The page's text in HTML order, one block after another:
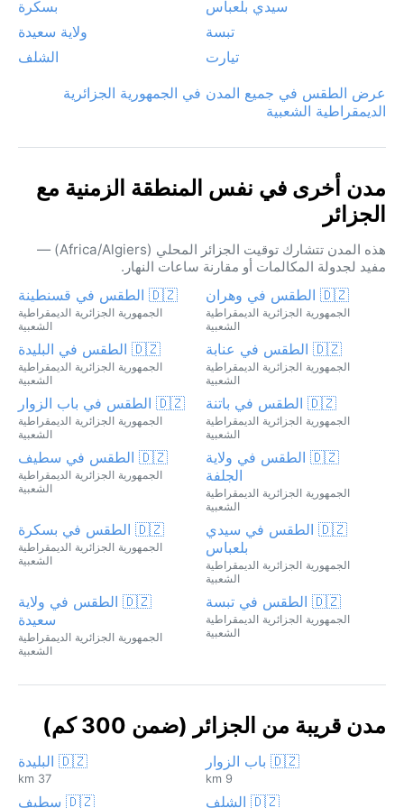
سيدي بلعباس
بسكرة
تبسة
ولاية سعيدة
تيارت
الشلف
عرض الطقس في جميع المدن في الجمهورية الجزائرية
الديمقراطية الشعبية
مدن أخرى في نفس المنطقة الزمنية مع
الجزائر
هذه المدن تتشارك توقيت الجزائر المحلي (Africa/Algiers) —
مفيد لجدولة المكالمات أو مقارنة ساعات النهار.
🇩🇿 الطقس في وهران
الجمهورية الجزائرية الديمقراطية
الشعبية
🇩🇿 الطقس في قسنطينة
الجمهورية الجزائرية الديمقراطية
الشعبية
🇩🇿 الطقس في عنابة
الجمهورية الجزائرية الديمقراطية
الشعبية
🇩🇿 الطقس في البليدة
الجمهورية الجزائرية الديمقراطية
الشعبية
🇩🇿 الطقس في باتنة
الجمهورية الجزائرية الديمقراطية
الشعبية
🇩🇿 الطقس في باب الزوار
الجمهورية الجزائرية الديمقراطية
الشعبية
🇩🇿 الطقس في ولاية
الجلفة
الجمهورية الجزائرية الديمقراطية
الشعبية
🇩🇿 الطقس في سطيف
الجمهورية الجزائرية الديمقراطية
الشعبية
🇩🇿 الطقس في سيدي
بلعباس
الجمهورية الجزائرية الديمقراطية
الشعبية
🇩🇿 الطقس في بسكرة
الجمهورية الجزائرية الديمقراطية
الشعبية
🇩🇿 الطقس في تبسة
الجمهورية الجزائرية الديمقراطية
الشعبية
🇩🇿 الطقس في ولاية
سعيدة
الجمهورية الجزائرية الديمقراطية
الشعبية
مدن قريبة من الجزائر (ضمن 300 كم)
🇩🇿 باب الزوار
9 km
🇩🇿 البليدة
37 km
🇩🇿 الشلف 🇩🇿 سطيف